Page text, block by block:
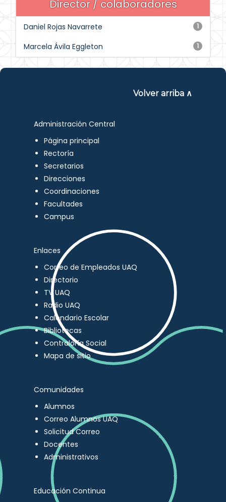
Director / colaboradores
1
Daniel Rojas Navarrete
1
Marcela Ávila Eggleton
Volver arriba ∧
Administración Central
Página principal
Rectoría
Secretarios
Direcciones
Coordinaciones
Facultades
Campus
Enlaces
Correo de Empleados UAQ
Directorio
TV UAQ
Radio UAQ
Calendario Escolar
Bibliotecas
Contraloría Social
Mapa de sitio
Comunidades
Alumnos
Correo Alumnos UAQ
Solicitud Correo
Docentes
Administrativos
Educación Continua